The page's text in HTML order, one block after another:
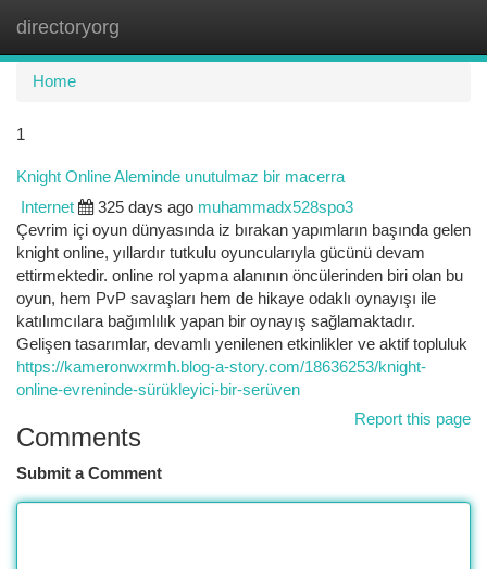
directoryorg
Home
1
Knight Online Aleminde unutulmaz bir macerra
Internet 325 days ago muhammadx528spo3
Çevrim içi oyun dünyasında iz bırakan yapımların başında gelen
knight online, yıllardır tutkulu oyuncularıyla gücünü devam
ettirmektedir. online rol yapma alanının öncülerinden biri olan bu
oyun, hem PvP savaşları hem de hikaye odaklı oynayışı ile
katılımcılara bağımlılık yapan bir oynayış sağlamaktadır.
Gelişen tasarımlar, devamlı yenilenen etkinlikler ve aktif topluluk
https://kameronwxrmh.blog-a-story.com/18636253/knight-
online-evreninde-sürükleyici-bir-serüven
Report this page
Comments
Submit a Comment